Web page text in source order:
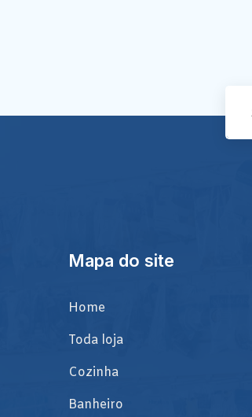
Mapa do site
Home
Toda loja
Cozinha
Banheiro